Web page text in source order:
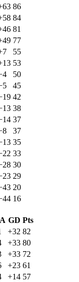
86
84
81
77
55
53
50
45
42
38
37
37
35
33
30
29
20
16
GD Pts
+32 82
+33 80
+33 72
+23 61
+14 57